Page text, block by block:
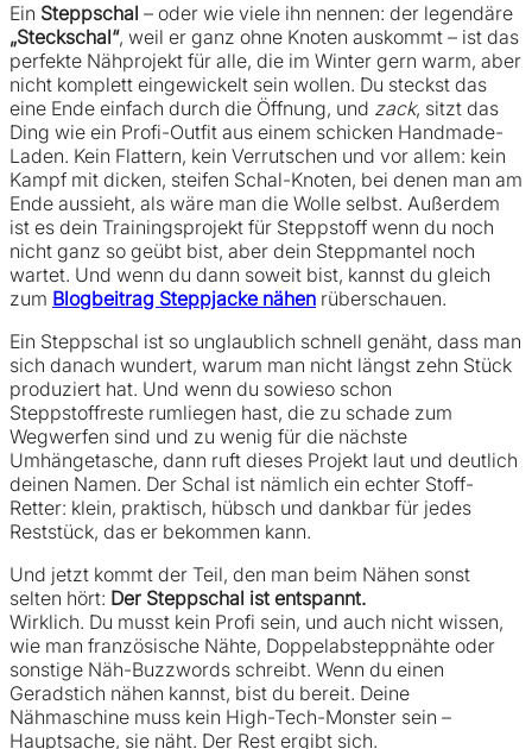
Ein Steppschal – oder wie viele ihn nennen: der legendäre
„Steckschal“, weil er ganz ohne Knoten auskommt – ist das
perfekte Nähprojekt für alle, die im Winter gern warm, aber
nicht komplett eingewickelt sein wollen. Du steckst das
eine Ende einfach durch die Öffnung, und zack, sitzt das
Ding wie ein Profi-Outfit aus einem schicken Handmade-
Laden. Kein Flattern, kein Verrutschen und vor allem: kein
Kampf mit dicken, steifen Schal-Knoten, bei denen man am
Ende aussieht, als wäre man die Wolle selbst. Außerdem
ist es dein Trainingsprojekt für Steppstoff wenn du noch
nicht ganz so geübt bist, aber dein Steppmantel noch
wartet. Und wenn du dann soweit bist, kannst du gleich
zum Blogbeitrag Steppjacke nähen rüberschauen.
Ein Steppschal ist so unglaublich schnell genäht, dass man
sich danach wundert, warum man nicht längst zehn Stück
produziert hat. Und wenn du sowieso schon
Steppstoffreste rumliegen hast, die zu schade zum
Wegwerfen sind und zu wenig für die nächste
Umhängetasche, dann ruft dieses Projekt laut und deutlich
deinen Namen. Der Schal ist nämlich ein echter Stoff-
Retter: klein, praktisch, hübsch und dankbar für jedes
Reststück, das er bekommen kann.
Und jetzt kommt der Teil, den man beim Nähen sonst
selten hört: Der Steppschal ist entspannt.
Wirklich. Du musst kein Profi sein, und auch nicht wissen,
wie man französische Nähte, Doppelabsteppnähte oder
sonstige Näh-Buzzwords schreibt. Wenn du einen
Geradstich nähen kannst, bist du bereit. Deine
Nähmaschine muss kein High-Tech-Monster sein –
Hauptsache, sie näht. Der Rest ergibt sich.